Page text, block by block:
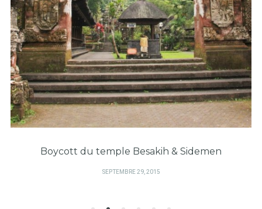
Boycott du temple Besakih & Sidemen
PUBLIÉ
SEPTEMBRE 29, 2015